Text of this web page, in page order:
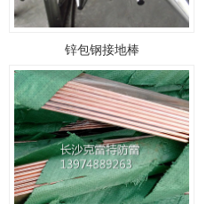
锌包钢接地棒